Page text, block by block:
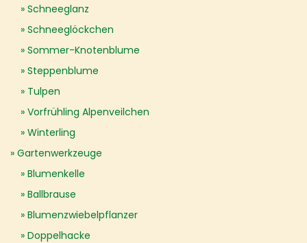
Schneeglanz
Schneeglöckchen
Sommer-Knotenblume
Steppenblume
Tulpen
Vorfrühling Alpenveilchen
Winterling
Gartenwerkzeuge
Blumenkelle
Ballbrause
Blumenzwiebelpflanzer
Doppelhacke